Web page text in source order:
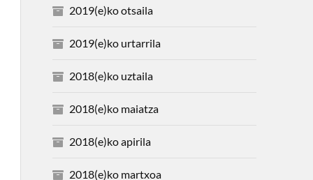
2019(e)ko otsaila
2019(e)ko urtarrila
2018(e)ko uztaila
2018(e)ko maiatza
2018(e)ko apirila
2018(e)ko martxoa